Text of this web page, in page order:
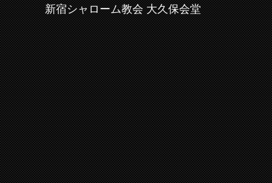
新宿シャローム教会 大久保会堂